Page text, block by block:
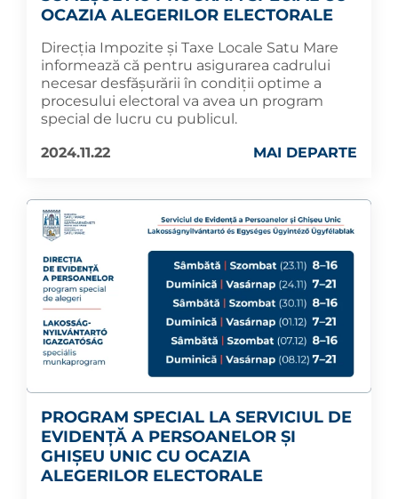
OCAZIA ALEGERILOR ELECTORALE
Direcția Impozite și Taxe Locale Satu Mare
informează că pentru asigurarea cadrului
necesar desfășurării în condiții optime a
procesului electoral va avea un program
special de lucru cu publicul.
2024.11.22
MAI DEPARTE
PROGRAM SPECIAL LA SERVICIUL DE
EVIDENȚĂ A PERSOANELOR ȘI
GHIȘEU UNIC CU OCAZIA
ALEGERILOR ELECTORALE